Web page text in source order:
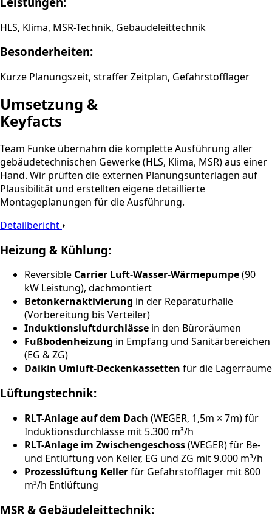
HLS, Klima, MSR-Technik, Gebäudeleittechnik
Besonderheiten:
Kurze Planungszeit, straffer Zeitplan, Gefahrstofflager
Umsetzung &
Keyfacts
Team Funke übernahm die komplette Ausführung aller
gebäudetechnischen Gewerke (HLS, Klima, MSR) aus einer
Hand. Wir prüften die externen Planungsunterlagen auf
Plausibilität und erstellten eigene detaillierte
Montageplanungen für die Ausführung.
Detailbericht
Heizung & Kühlung:
Reversible Carrier Luft-Wasser-Wärmepumpe(90
kW Leistung), dachmontiert
Betonkernaktivierung in der Reparaturhalle
(Vorbereitung bis Verteiler)
Induktionsluftdurchlässe in den Büroräumen
Fußbodenheizung in Empfang und Sanitärbereichen
(EG & ZG)
Daikin Umluft-Deckenkassetten für die Lagerräume
Lüftungstechnik:
RLT-Anlage auf dem Dach (WEGER, 1,5m × 7m) für
Induktionsdurchlässe mit 5.300 m³/h
RLT-Anlage im Zwischengeschoss(WEGER) für Be-
und Entlüftung von Keller, EG und ZG mit 9.000 m³/h
Prozesslüftung Kellerfür Gefahrstofflager mit 800
m³/h Entlüftung
MSR & Gebäudeleittechnik: